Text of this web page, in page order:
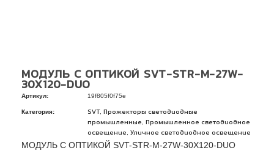
МОДУЛЬ С ОПТИКОЙ SVT-STR-M-27W-
30X120-DUO
Артикул: 19f805f0f75e
Категория: SVT,
Прожекторы светодиодные
промышленные
Промышленное светодиодное
освещение
Уличное светодиодное освещение
МОДУЛЬ С ОПТИКОЙ SVT-STR-M-27W-30X120-DUO